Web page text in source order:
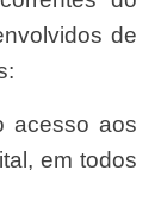
de
em todos